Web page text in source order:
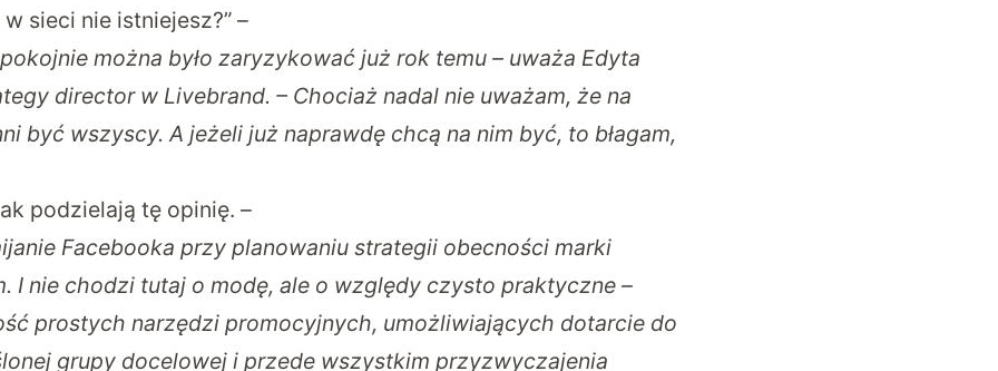
sieci nie istniejesz?” –
można było zaryzykować już rok temu – uważa Edyta
director w Livebrand. – Chociaż nadal nie uważam, że na
być wszyscy. A jeżeli już naprawdę chcą na nim być, to błagam,
podzielają tę opinię. –
Facebooka przy planowaniu strategii obecności marki
I nie chodzi tutaj o modę, ale o względy czysto praktyczne –
prostych narzędzi promocyjnych, umożliwiających dotarcie do
grupy docelowej i przede wszystkim przyzwyczajenia